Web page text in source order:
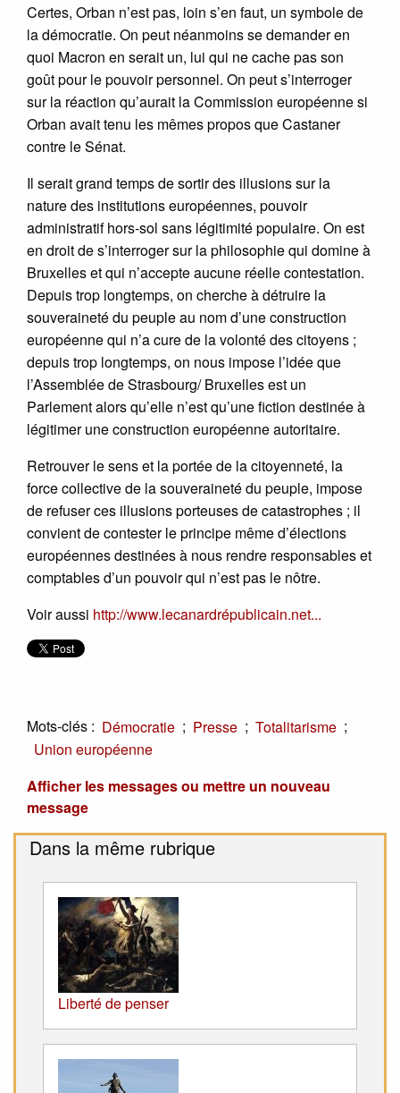
Certes, Orban n’est pas, loin s’en faut, un symbole de
la démocratie. On peut néanmoins se demander en
quoi Macron en serait un, lui qui ne cache pas son
goût pour le pouvoir personnel. On peut s’interroger
sur la réaction qu’aurait la Commission européenne si
Orban avait tenu les mêmes propos que Castaner
contre le Sénat.
Il serait grand temps de sortir des illusions sur la
nature des institutions européennes, pouvoir
administratif hors-sol sans légitimité populaire. On est
en droit de s’interroger sur la philosophie qui domine à
Bruxelles et qui n’accepte aucune réelle contestation.
Depuis trop longtemps, on cherche à détruire la
souveraineté du peuple au nom d’une construction
européenne qui n’a cure de la volonté des citoyens ;
depuis trop longtemps, on nous impose l’idée que
l’Assemblée de Strasbourg/ Bruxelles est un
Parlement alors qu’elle n’est qu’une fiction destinée à
légitimer une construction européenne autoritaire.
Retrouver le sens et la portée de la citoyenneté, la
force collective de la souveraineté du peuple, impose
de refuser ces illusions porteuses de catastrophes ; il
convient de contester le principe même d’élections
européennes destinées à nous rendre responsables et
comptables d’un pouvoir qui n’est pas le nôtre.
Voir aussi http://www.lecanardrépublicain.net...
Mots-clés : Démocratie ; Presse ; Totalitarisme ;
Union européenne
Afficher les messages ou mettre un nouveau
message
Dans la même rubrique
Liberté de penser